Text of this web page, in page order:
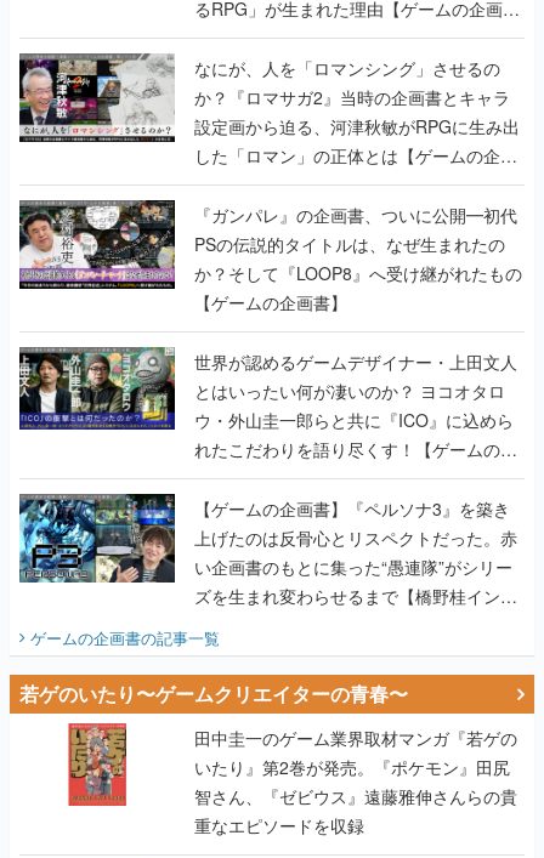
るRPG」が生まれた理由【ゲームの企画
書】
なにが、人を「ロマンシング」させるの
か？『ロマサガ2』当時の企画書とキャラ
設定画から迫る、河津秋敏がRPGに生み出
した「ロマン」の正体とは【ゲームの企画
書】
『ガンパレ』の企画書、ついに公開━初代
PSの伝説的タイトルは、なぜ生まれたの
か？そして『LOOP8』へ受け継がれたもの
【ゲームの企画書】
世界が認めるゲームデザイナー・上田文人
とはいったい何が凄いのか？ ヨコオタロ
ウ・外山圭一郎らと共に『ICO』に込めら
れたこだわりを語り尽くす！【ゲームの企
画書】
【ゲームの企画書】『ペルソナ3』を築き
上げたのは反骨心とリスペクトだった。赤
い企画書のもとに集った“愚連隊”がシリー
ズを生まれ変わらせるまで【橋野桂インタ
ビュー】
ゲームの企画書の記事一覧
若ゲのいたり〜ゲームクリエイターの青春〜
田中圭一のゲーム業界取材マンガ『若ゲの
いたり』第2巻が発売。『ポケモン』田尻
智さん、『ゼビウス』遠藤雅伸さんらの貴
重なエピソードを収録